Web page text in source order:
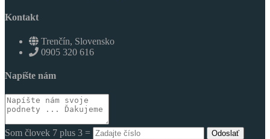
Kontakt
Trenčín, Slovensko
0905 320 616
Napíšte nám
Som človek 7 plus 3 = Odoslať